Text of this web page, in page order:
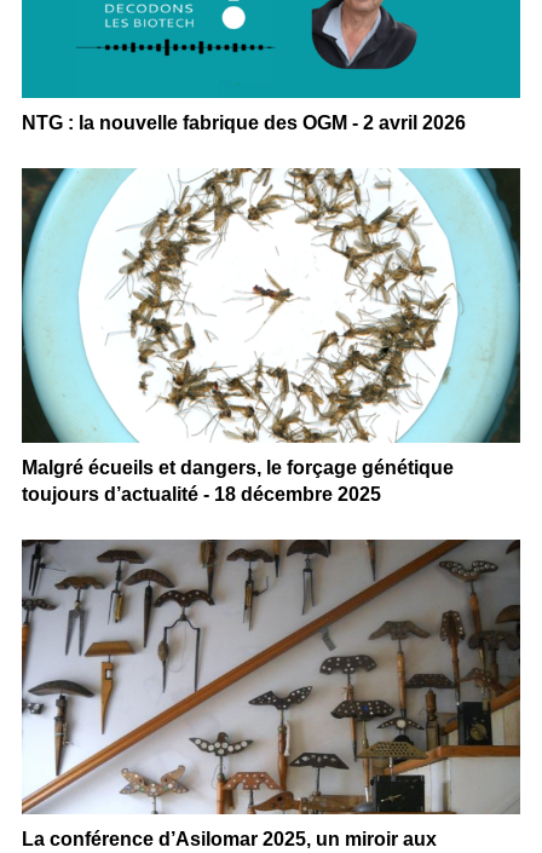
NTG : la nouvelle fabrique des OGM - 2 avril 2026
Malgré écueils et dangers, le forçage génétique
toujours d’actualité - 18 décembre 2025
La conférence d’Asilomar 2025, un miroir aux